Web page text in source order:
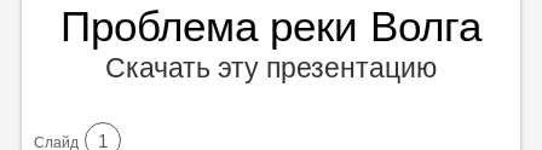
Проблема реки Волга
Скачать эту презентацию
Cлайд 1